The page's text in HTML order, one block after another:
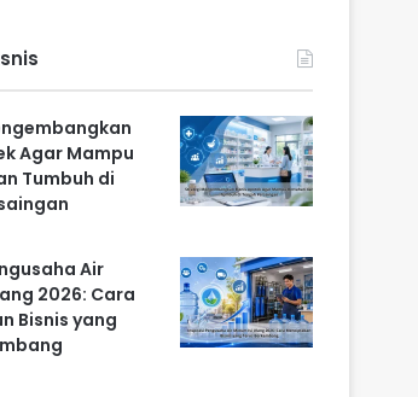
Agar Mampu
Tumbuh di
Air
2026: Cara
Bisnis yang